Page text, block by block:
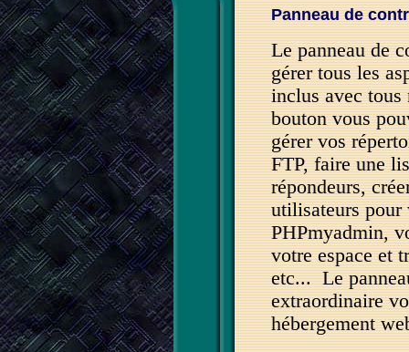
Panneau de contr
Le panneau de
gérer tous les
inclus avec
bouton vous
gérer vos
FTP, faire une
répondeurs,
utilisateurs pour
PHPmyadmin,
votre espace et
etc... Le
extraordinaire
hébergement